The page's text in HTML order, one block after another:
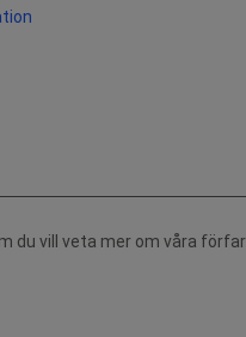
du vill veta mer om våra